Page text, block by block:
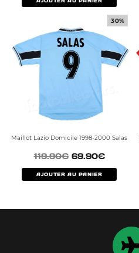
30%
Maillot Lazio Domicile 1998-2000 Salas
119.90€ 69.90€
AJOUTER AU PANIER